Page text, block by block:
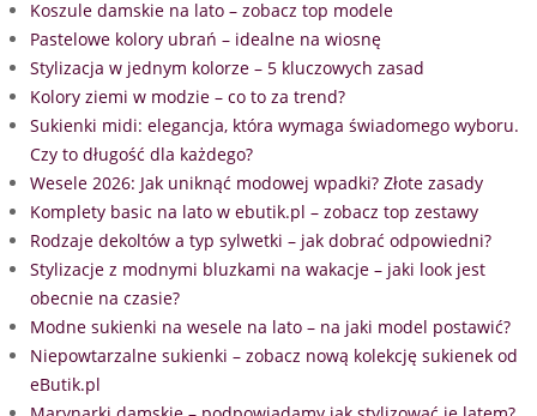
Koszule damskie na lato – zobacz top modele
Pastelowe kolory ubrań – idealne na wiosnę
Stylizacja w jednym kolorze – 5 kluczowych zasad
Kolory ziemi w modzie – co to za trend?
Sukienki midi: elegancja, która wymaga świadomego wyboru.
Czy to długość dla każdego?
Wesele 2026: Jak uniknąć modowej wpadki? Złote zasady
Komplety basic na lato w ebutik.pl – zobacz top zestawy
Rodzaje dekoltów a typ sylwetki – jak dobrać odpowiedni?
Stylizacje z modnymi bluzkami na wakacje – jaki look jest
obecnie na czasie?
Modne sukienki na wesele na lato – na jaki model postawić?
Niepowtarzalne sukienki – zobacz nową kolekcję sukienek od
eButik.pl